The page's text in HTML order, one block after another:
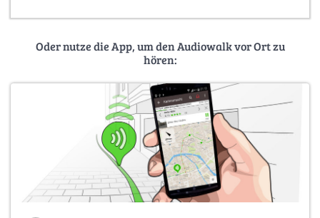
Oder nutze die App, um den Audiowalk vor Ort zu
hören: